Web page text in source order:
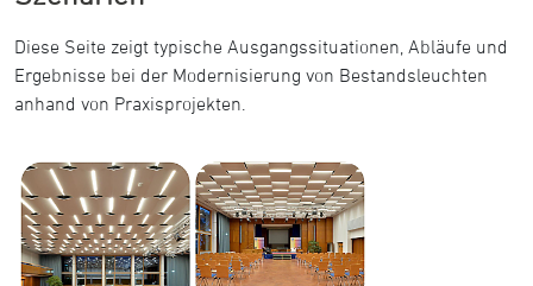
Diese Seite zeigt typische Ausgangssituationen, Abläufe und
Ergebnisse bei der Modernisierung von Bestandsleuchten
anhand von Praxisprojekten.